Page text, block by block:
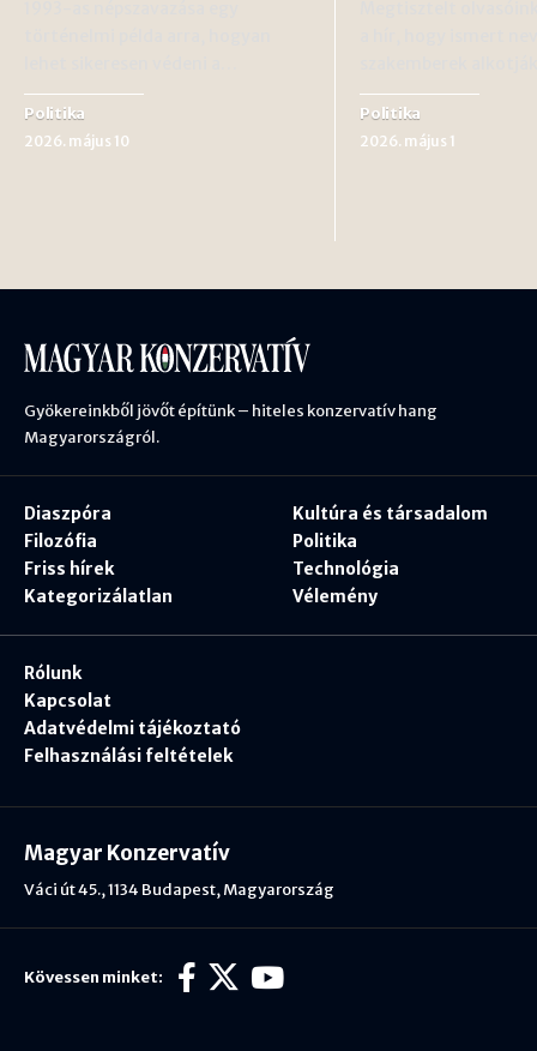
Politika
2026. május 10
Politika
2026. május 1
Gyökereinkből jövőt építünk – hiteles konzervatív hang
Magyarországról.
Diaszpóra
Filozófia
Friss hírek
Kategorizálatlan
Kultúra és társadalom
Politika
Technológia
Vélemény
Rólunk
Kapcsolat
Adatvédelmi tájékoztató
Felhasználási feltételek
Kövessen minket:
Magyar Konzervatív
Váci út 45., 1134 Budapest, Magyarország